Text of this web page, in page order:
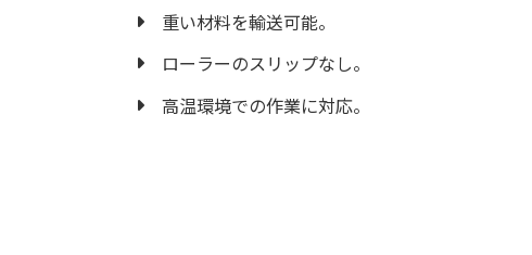
重い材料を輸送可能。
ローラーのスリップなし。
高温環境での作業に対応。